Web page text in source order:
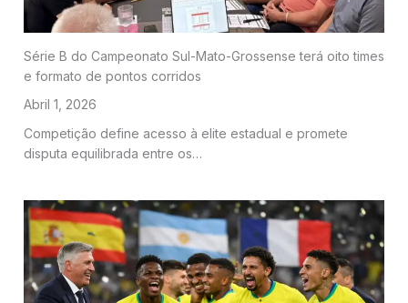
Série B do Campeonato Sul-Mato-Grossense terá oito times
e formato de pontos corridos
Abril 1, 2026
Competição define acesso à elite estadual e promete
disputa equilibrada entre os…